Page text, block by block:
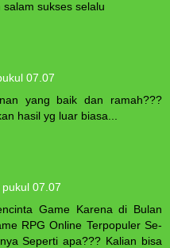
sukses selalu
07.07
yang baik dan ramah???
hasil yg luar biasa...
07.07
Game Karena di Bulan
RPG Online Terpopuler Se-
Seperti apa??? Kalian bisa